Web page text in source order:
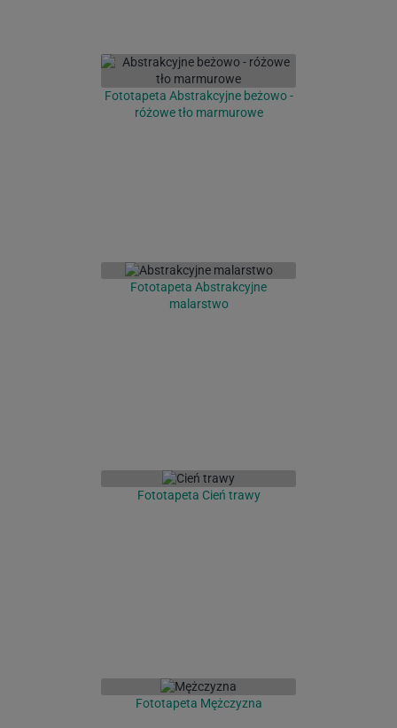
Fototapeta Abstrakcyjne beżowo -
różowe tło marmurowe
Fototapeta Abstrakcyjne
malarstwo
Fototapeta Cień trawy
Fototapeta Mężczyzna